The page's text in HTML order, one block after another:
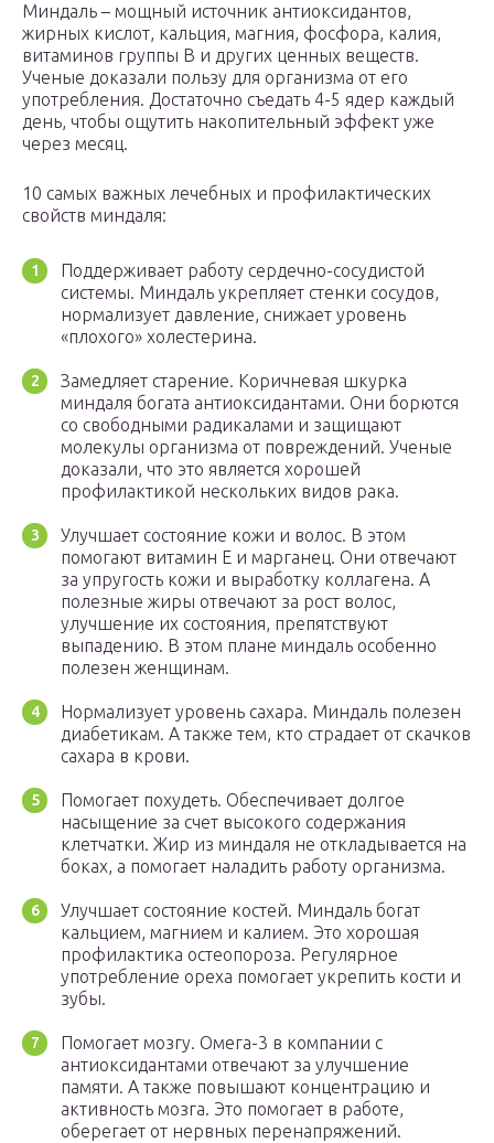
Миндаль – мощный источник антиоксидантов,
жирных кислот, кальция, магния, фосфора, калия,
витаминов группы B и других ценных веществ.
Ученые доказали пользу для организма от его
употребления. Достаточно съедать 4-5 ядер каждый
день, чтобы ощутить накопительный эффект уже
через месяц.
10 самых важных лечебных и профилактических
свойств миндаля:
Поддерживает работу сердечно-сосудистой
системы. Миндаль укрепляет стенки сосудов,
нормализует давление, снижает уровень
«плохого» холестерина.
Замедляет старение. Коричневая шкурка
миндаля богата антиоксидантами. Они борются
со свободными радикалами и защищают
молекулы организма от повреждений. Ученые
доказали, что это является хорошей
профилактикой нескольких видов рака.
Улучшает состояние кожи и волос. В этом
помогают витамин E и марганец. Они отвечают
за упругость кожи и выработку коллагена. А
полезные жиры отвечают за рост волос,
улучшение их состояния, препятствуют
выпадению. В этом плане миндаль особенно
полезен женщинам.
Нормализует уровень сахара. Миндаль полезен
диабетикам. А также тем, кто страдает от скачков
сахара в крови.
Помогает похудеть. Обеспечивает долгое
насыщение за счет высокого содержания
клетчатки. Жир из миндаля не откладывается на
боках, а помогает наладить работу организма.
Улучшает состояние костей. Миндаль богат
кальцием, магнием и калием. Это хорошая
профилактика остеопороза. Регулярное
употребление ореха помогает укрепить кости и
зубы.
Помогает мозгу. Омега-3 в компании с
антиоксидантами отвечают за улучшение
памяти. А также повышают концентрацию и
активность мозга. Это помогает в работе,
оберегает от нервных перенапряжений.